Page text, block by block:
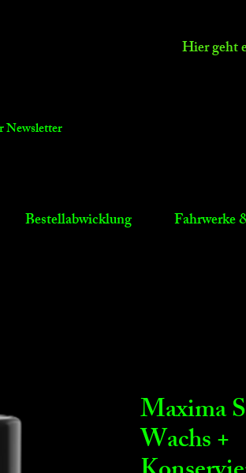
Newsletter
Hier geht
Bestellabwicklung Fahrwerke
Maxima
Wachs +